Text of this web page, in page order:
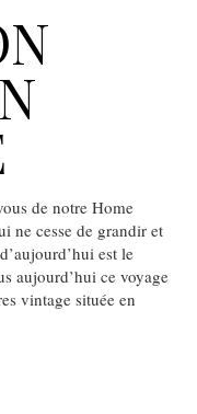
de notre Home
ne cesse de grandir et
est le
aujourd’hui ce voyage
vintage située en